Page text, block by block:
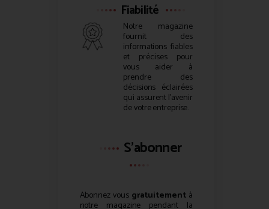
Fiabilité
Notre magazine
fournit des
informations fiables
et précises pour
vous aider à
prendre des
décisions éclairées
qui assurent l’avenir
de votre entreprise.
S'abonner
Abonnez vous gratuitementà
notre magazine pendant la